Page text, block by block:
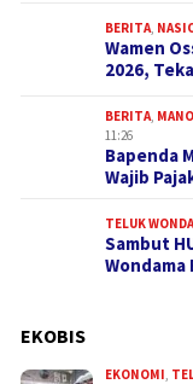
BERITA,
Wamen
2026,
BERITA,
11:26
Bapenda
Wajib
TELUK
Sambut
EKOBIS
EKONOMI,